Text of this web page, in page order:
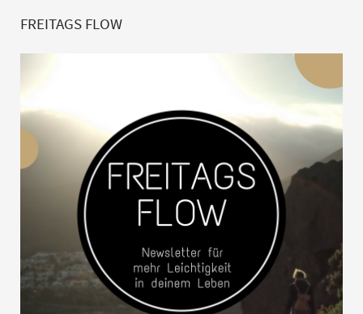
FREITAGS FLOW